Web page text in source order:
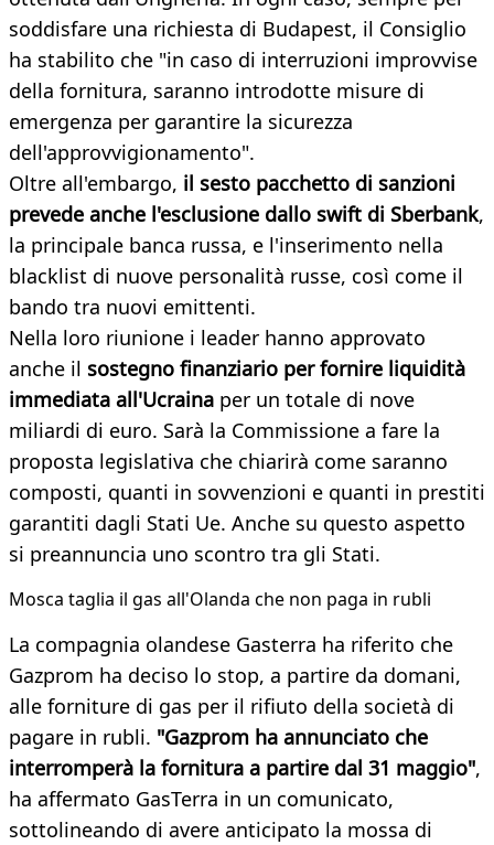
soddisfare una richiesta di Budapest, il Consiglio
ha stabilito che "in caso di interruzioni improvvise
della fornitura, saranno introdotte misure di
emergenza per garantire la sicurezza
dell'approvvigionamento".
Oltre all'embargo, il sesto pacchetto di sanzioni
prevede anche l'esclusione dallo swift di Sberbank,
la principale banca russa, e l'inserimento nella
blacklist di nuove personalità russe, così come il
bando tra nuovi emittenti.
Nella loro riunione i leader hanno approvato
anche il sostegno finanziario per fornire liquidità
immediata all'Ucraina per un totale di nove
miliardi di euro. Sarà la Commissione a fare la
proposta legislativa che chiarirà come saranno
composti, quanti in sovvenzioni e quanti in prestiti
garantiti dagli Stati Ue. Anche su questo aspetto
si preannuncia uno scontro tra gli Stati.
Mosca taglia il gas all'Olanda che non paga in rubli
La compagnia olandese Gasterra ha riferito che
Gazprom ha deciso lo stop, a partire da domani,
alle forniture di gas per il rifiuto della società di
pagare in rubli. "Gazprom ha annunciato che
interromperà la fornitura a partire dal 31 maggio",
ha affermato GasTerra in un comunicato,
sottolineando di avere anticipato la mossa di